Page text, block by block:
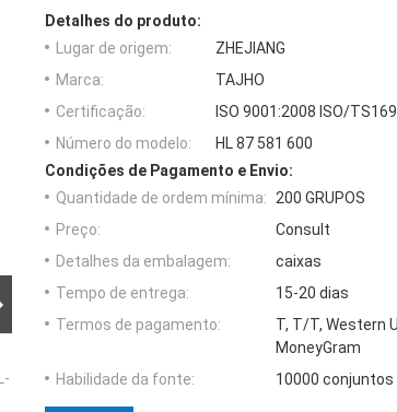
Detalhes do produto:
Lugar de origem:
ZHEJIANG
Marca:
TAJHO
Certificação:
ISO 9001:2008 ISO/
Número do modelo:
HL 87 581 600
Condições de Pagamento e Envio:
Quantidade de ordem mínima: 200 GRUPOS
Preço:
Consult
Detalhes da embalagem:
caixas
Tempo de entrega:
15-20 dias
Termos de pagamento:
T, T/T, Western
MoneyGram
Habilidade da fonte:
10000 conjuntos